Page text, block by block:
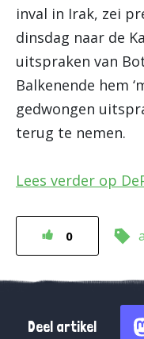
inval in Irak, zei
dinsdag naar de
uitspraken van
Balkenende hem
gedwongen
terug te nemen.
Lees verder op
0
Deel artikel